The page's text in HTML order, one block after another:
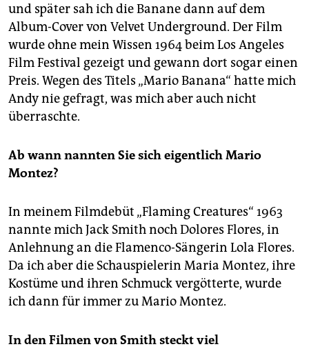
und später sah ich die Banane dann auf dem
Album-Cover von Velvet Underground. Der Film
wurde ohne mein Wissen 1964 beim Los Angeles
Film Festival gezeigt und gewann dort sogar einen
Preis. Wegen des Titels „Mario Banana“ hatte mich
Andy nie gefragt, was mich aber auch nicht
überraschte.
Ab wann nannten Sie sich eigentlich Mario
Montez?
In meinem Filmdebüt „Flaming Creatures“ 1963
nannte mich Jack Smith noch Dolores Flores, in
Anlehnung an die Flamenco-Sängerin Lola Flores.
Da ich aber die Schauspielerin Maria Montez, ihre
Kostüme und ihren Schmuck vergötterte, wurde
ich dann für immer zu Mario Montez.
In den Filmen von Smith steckt viel